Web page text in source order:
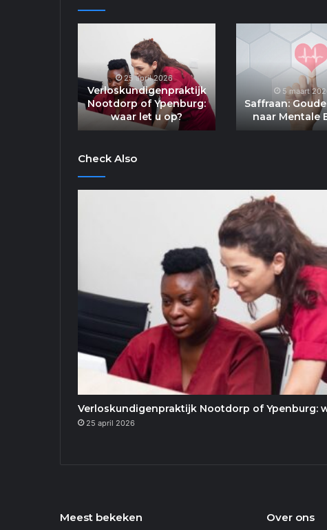
Verloskundigenpraktijk
Nootdorp
Ypenburg:
25 april 2026
Verloskundigenpraktijk
Nootdorp of Ypenburg:
waar let u op?
5 maart
Saffraan:
naar Mentale
Check Also
Verloskundigenpraktijk Nootdorp of Ypenburg:
25 april 2026
Meest bekeken Over ons